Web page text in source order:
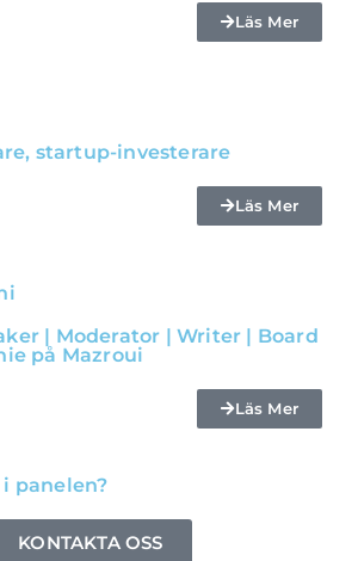
Läs Mer
startup-investerare
Läs Mer
| Moderator | Writer | Board
på Mazroui
Läs Mer
panelen?
KONTAKTA OSS